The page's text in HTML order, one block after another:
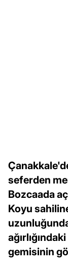
seferden
Bozcaada
Koyu
gemisinin